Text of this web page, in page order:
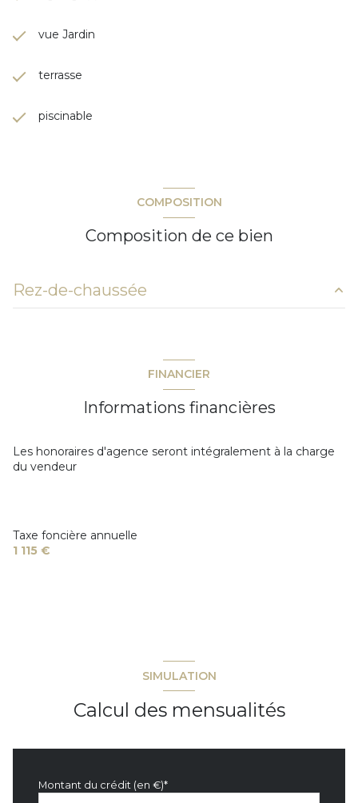
vue Jardin
terrasse
piscinable
COMPOSITION
Composition de ce bien
Rez-de-chaussée
salon/sejour
42.70 m²
FINANCIER
Informations financières
Les honoraires d'agence seront intégralement à la charge
du vendeur
Taxe foncière annuelle
1 115 €
SIMULATION
Calcul des mensualités
Montant du crédit (en €)*